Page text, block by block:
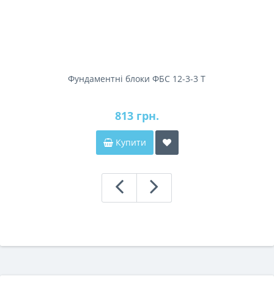
Фундаментні блоки ФБС 12-3-3 Т
813 грн.
Купити